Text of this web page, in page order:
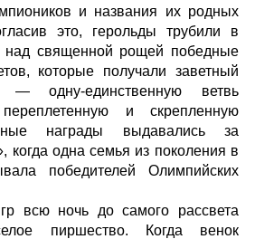
и названия их родных
это, герольды трубили в
над священной рощей победные
которые получали заветный
— одну-единственную ветвь
и скрепленную
награды выдавались за
одна семья из поколения в
победителей Олимпийских
всю ночь до самого рассвета
пиршество. Когда венок